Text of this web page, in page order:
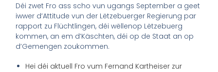
Déi zwet Fro ass scho vun ugangs September a geet
iwwer d’Attitude vun der Lëtzebuerger Regierung par
rapport zu Flüchtlingen, déi wëllenop Lëtzebuerg
kommen, an em d’Käschten, déi op de Staat an op
d’Gemengen zoukommen.
Hei déi aktuell Fro vum Fernand Kartheiser zur